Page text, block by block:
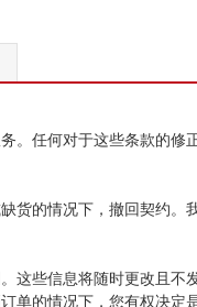
。任何对于这些条款的修
货的情况下，撤回契约。
这些信息将随时更改且
单的情况下，您有权决定